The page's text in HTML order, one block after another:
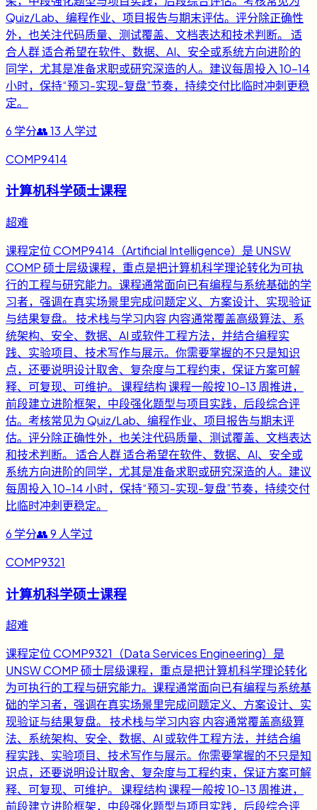
Quiz/Lab、编程作业、项目报告与期末评估。评分除正确性
外，也关注代码质量、测试覆盖、文档表达和技术判断。 适
合人群 适合希望在软件、数据、AI、安全或系统方向进阶的
同学，尤其是准备求职或研究深造的人。建议每周投入 10-14
小时，保持“预习-实现-复盘”节奏，持续交付比临时冲刺更稳
定。
6 学分👥13 人学过
COMP9414
计算机科学硕士课程
超难
课程定位 COMP9414（Artificial Intelligence）是 UNSW
COMP 硕士层级课程，重点是把计算机科学理论转化为可执
行的工程与研究能力。课程通常面向已有编程与系统基础的学
习者，强调在真实场景里完成问题定义、方案设计、实现验证
与结果复盘。 技术栈与学习内容 内容通常覆盖高级算法、系
统架构、安全、数据、AI 或软件工程方法，并结合编程实
践、实验项目、技术写作与展示。你需要掌握的不只是知识
点，还要说明设计取舍、复杂度与工程约束，保证方案可解
释、可复现、可维护。 课程结构 课程一般按 10-13 周推进，
前段建立进阶框架，中段强化题型与项目实践，后段综合评
估。考核常见为 Quiz/Lab、编程作业、项目报告与期末评
估。评分除正确性外，也关注代码质量、测试覆盖、文档表达
和技术判断。 适合人群 适合希望在软件、数据、AI、安全或
系统方向进阶的同学，尤其是准备求职或研究深造的人。建议
每周投入 10-14 小时，保持“预习-实现-复盘”节奏，持续交付
比临时冲刺更稳定。
6 学分👥9 人学过
COMP9321
计算机科学硕士课程
超难
课程定位 COMP9321（Data Services Engineering）是
UNSW COMP 硕士层级课程，重点是把计算机科学理论转化
为可执行的工程与研究能力。课程通常面向已有编程与系统基
础的学习者，强调在真实场景里完成问题定义、方案设计、实
现验证与结果复盘。 技术栈与学习内容 内容通常覆盖高级算
法、系统架构、安全、数据、AI 或软件工程方法，并结合编
程实践、实验项目、技术写作与展示。你需要掌握的不只是知
识点，还要说明设计取舍、复杂度与工程约束，保证方案可解
释、可复现、可维护。 课程结构 课程一般按 10-13 周推进，
前段建立进阶框架，中段强化题型与项目实践，后段综合评